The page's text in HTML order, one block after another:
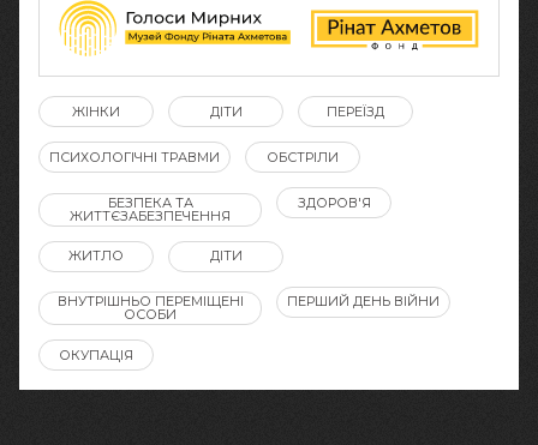
ЖІНКИ ДІТИ ПЕРЕЇЗД
ПСИХОЛОГІЧНІ ТРАВМИ ОБСТРІЛИ
БЕЗПЕКА ТА
ЖИТТЄЗАБЕЗПЕЧЕННЯ
ЗДОРОВ'Я
ЖИТЛО ДІТИ
ВНУТРІШНЬО ПЕРЕМІЩЕНІ
ОСОБИ
ПЕРШИЙ ДЕНЬ ВІЙНИ
ОКУПАЦІЯ